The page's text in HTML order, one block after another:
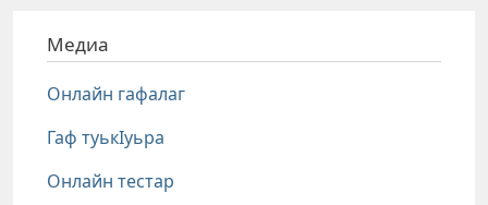
Медиа
Онлайн гафалаг
Гаф туькIуьра
Онлайн тестар